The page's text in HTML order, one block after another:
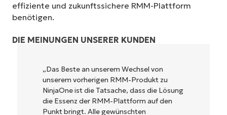
effiziente und zukunftssichere RMM-Plattform
benötigen.
DIE MEINUNGEN UNSERER KUNDEN
NinjaOne ist unglaublich leicht zu bedienen
und kombiniert ein schnelles Interface mit
leistungsstarken Funktionen im Backend.
Es muss nicht erst kompliziert eingerichtet
werden und verzichtet auf eine komplexe